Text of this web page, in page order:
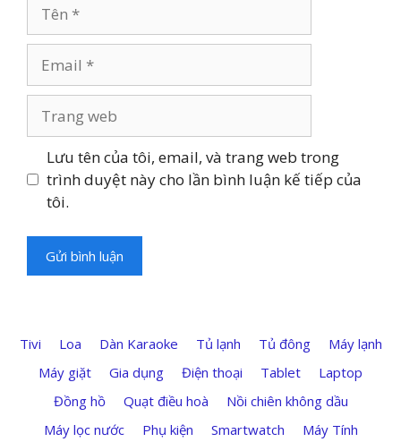
web
Lưu tên của tôi, email, và trang web trong
trình duyệt này cho lần bình luận kế tiếp của
tôi.
Tivi Loa Dàn Karaoke Tủ lạnh Tủ đông
Máy lạnh
Máy giặt
Gia dụng Điện thoại Tablet
Laptop
Đồng hồ
Quạt điều hoà
Nồi chiên không dầu
Máy lọc nước
Phụ kiện Smartwatch
Máy Tính